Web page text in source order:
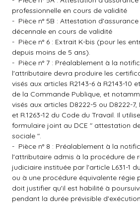
professionnelle en cours de validité
- Pièce n° 5B : Attestation
décennale en cours de validité
- Pièce n° 6 : Extrait K-bis (pour les
depuis moins de 5 ans).
- Pièce n° 7 : Préalablement à la
l'attributaire devra produire les
visés aux articles R2143-6 à R2143-10
de la Commande Publique, et
visés aux articles D8222-5 ou D8222-7,
et R.1263-12 du Code du Travail. Il
formulaire joint au DCE " attestation
sociale ".
- Pièce n° 8 : Préalablement à la
l'attributaire admis à la procédure de
judiciaire instituée par l'article L631-1
ou à une procédure équivalente régie
doit justifier qu'il est habilité à
pendant la durée prévisible